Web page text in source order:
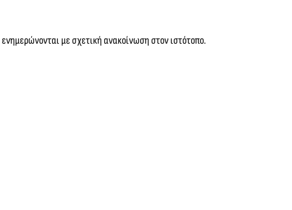
με σχετική ανακοίνωση στον ιστότοπο.